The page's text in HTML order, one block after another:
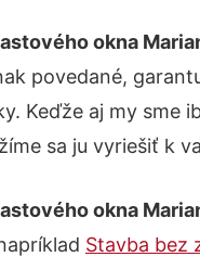
okna
povedané,
Keďže aj my sme
sa ju vyriešiť k
okna
Stavba bez